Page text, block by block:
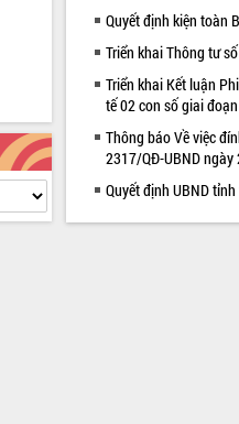
Quyết định kiện toàn
Triển khai Thông tư
Triển khai Kết luận
tế 02 con số giai
Thông báo Về việc
2317/QĐ-UBND
Quyết định UBND